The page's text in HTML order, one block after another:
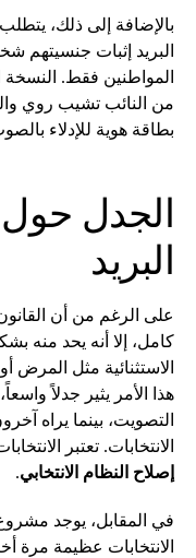
بالإضافة إلى ذلك،
البريد إثبات جنسيتهم
المواطنين فقط. النسخة
من النائب تشيب روي
بطاقة هوية للإدلاء
الجدل
البريد
على الرغم من أن
كامل، إلا أنه يحد منه
الاستثنائية مثل المرض
هذا الأمر يثير جدلاً
التصويت، بينما يراه
الانتخابات. تعتبر
إصلاح النظام الانتخابي.
في المقابل، يوجد
الانتخابات عظيمة مرة